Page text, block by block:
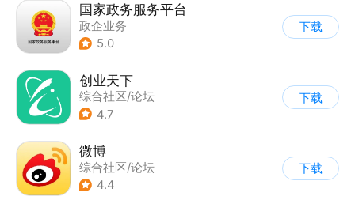
国家政务服务平台
政企业务
5.0
下载
创业天下
综合社区/论坛
4.7
下载
微博
综合社区/论坛
4.4
下载